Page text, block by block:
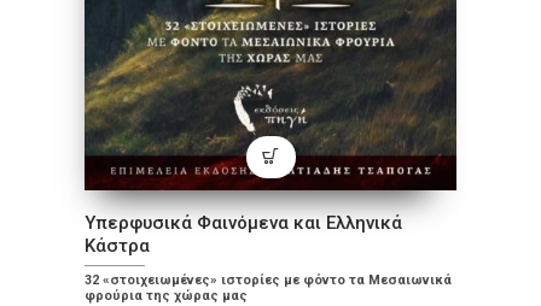
Υπερφυσικά Φαινόμενα και Ελληνικά
Κάστρα
32 «στοιχειωμένες» ιστορίες με φόντο τα Μεσαιωνικά
φρούρια της χώρας μας